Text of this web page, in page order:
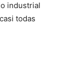
industrial
todas